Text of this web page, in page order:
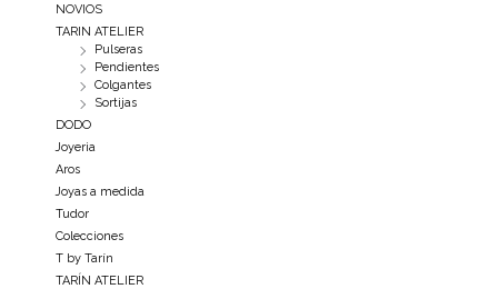
NOVIOS
TARIN ATELIER
Pulseras
Pendientes
Colgantes
Sortijas
DODO
Joyeria
Aros
Joyas a medida
Tudor
Colecciones
T by Tarín
TARÍN ATELIER